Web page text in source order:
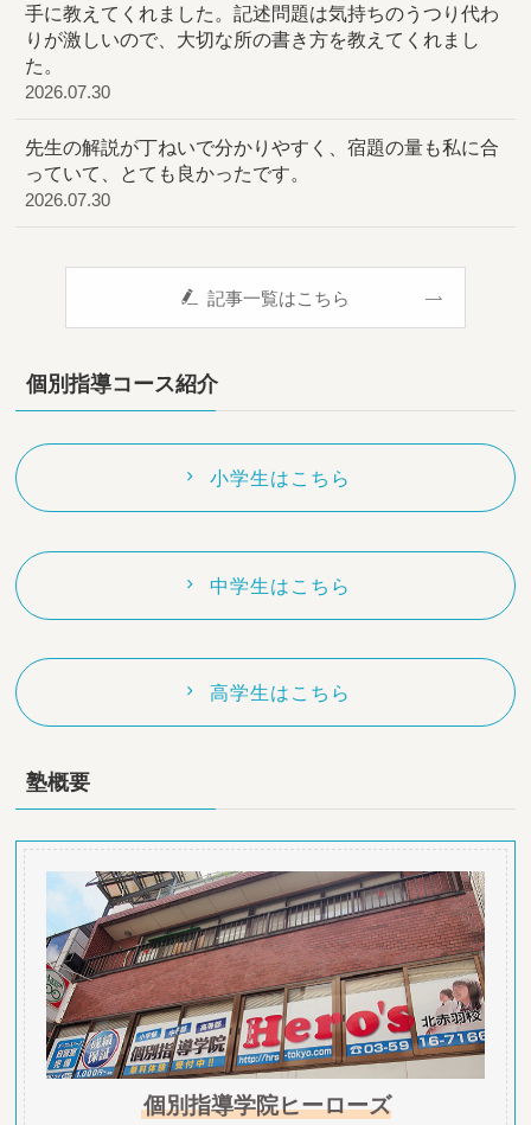
手に教えてくれました。記述問題は気持ちのうつり代わ
りが激しいので、大切な所の書き方を教えてくれまし
た。
2026.07.30
先生の解説が丁ねいで分かりやすく、宿題の量も私に合
っていて、とても良かったです。
2026.07.30
記事一覧はこちら
個別指導コース紹介
小学生はこちら
中学生はこちら
高学生はこちら
塾概要
個別指導学院ヒーローズ